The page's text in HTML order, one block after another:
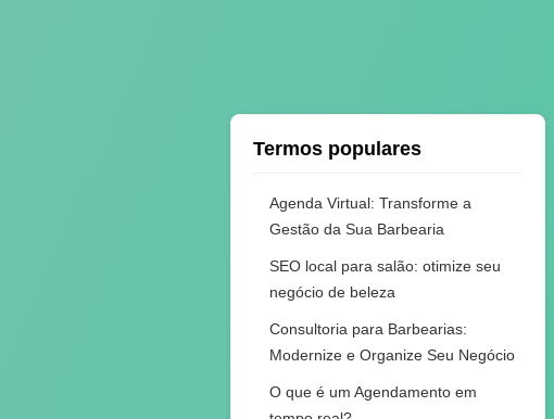
Termos populares
Agenda Virtual: Transforme a
Gestão da Sua Barbearia
SEO local para salão: otimize seu
negócio de beleza
Consultoria para Barbearias:
Modernize e Organize Seu Negócio
O que é um Agendamento em